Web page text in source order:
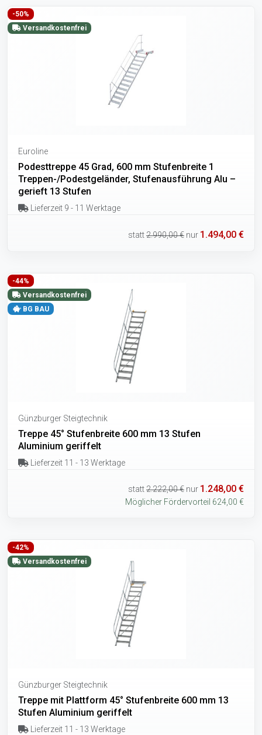
-50%
Versandkostenfrei
Euroline
Podesttreppe 45 Grad, 600 mm Stufenbreite 1
Treppen-/Podestgeländer, Stufenausführung Alu –
gerieft 13 Stufen
Lieferzeit 9 - 11 Werktage
statt2.990,00 € nur 1.494,00 €
-44%
Versandkostenfrei
BG BAU
Günzburger Steigtechnik
Treppe 45° Stufenbreite 600 mm 13 Stufen
Aluminium geriffelt
Lieferzeit 11 - 13 Werktage
statt2.222,00 € nur 1.248,00 €
Möglicher Fördervorteil 624,00 €
-42%
Versandkostenfrei
Günzburger Steigtechnik
Treppe mit Plattform 45° Stufenbreite 600 mm 13
Stufen Aluminium geriffelt
Lieferzeit 11 - 13 Werktage